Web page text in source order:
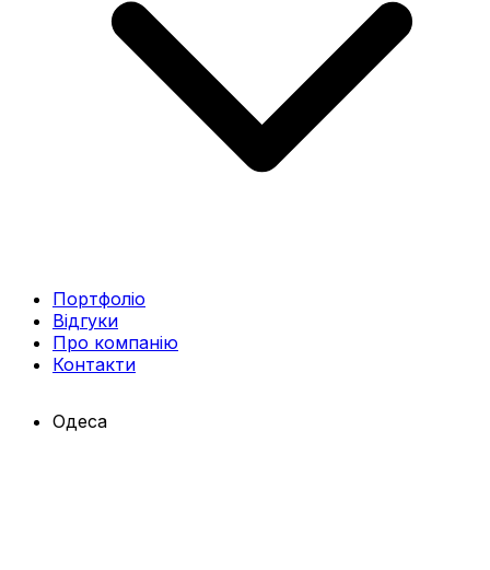
Портфоліо
Відгуки
Про компанію
Контакти
Одеса